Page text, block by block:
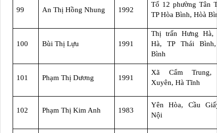
99 An Thị Hồng Nhung 1992
Tố 12 phường Tân
TP Hòa Bình, Hòà
100 Bùi Thị Lựu 1991
Thị trấn Hưng Hà,
Hà, TP Thái
Bình
101 Phạm Thị Dương 1991
Xã Cẩm Trung,
Xuyên, Hà Tĩnh
102 Phạm Thị Kim Anh 1983
Yên Hòa, Cầu
Nội